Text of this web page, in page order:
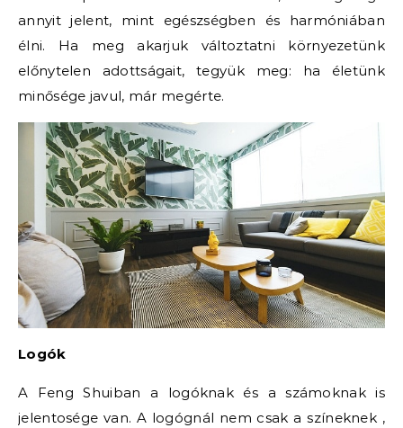
annyit jelent, mint egészségben és harmóniában
élni. Ha meg akarjuk változtatni környezetünk
előnytelen adottságait, tegyük meg: ha életünk
minősége javul, már megérte.
Logók
A Feng Shuiban a logóknak és a számoknak is
jelentosége van. A logógnál nem csak a színeknek ,